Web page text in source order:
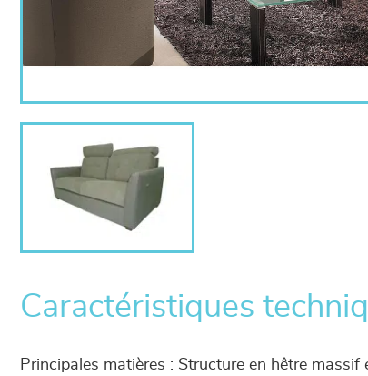
Caractéristiques
Principales matières : Structure en hêtre massif